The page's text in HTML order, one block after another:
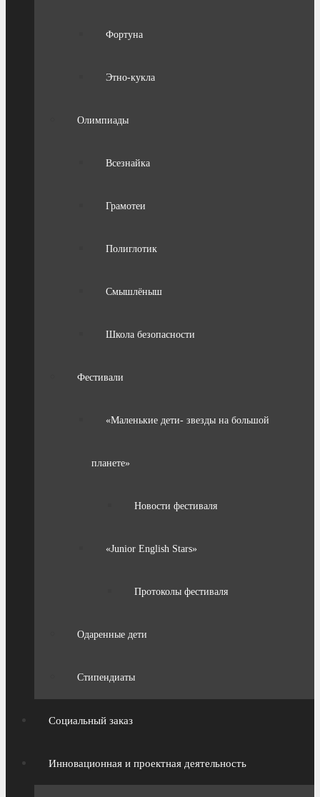
Фортуна
Этно-кукла
Олимпиады
Всезнайка
Грамотеи
Полиглотик
Смышлёныш
Школа безопасности
Фестивали
«Маленькие дети- звезды на большой
планете»
Новости фестиваля
«Junior English Stars»
Протоколы фестиваля
Одаренные дети
Стипендиаты
Социальный заказ
Инновационная и проектная деятельность